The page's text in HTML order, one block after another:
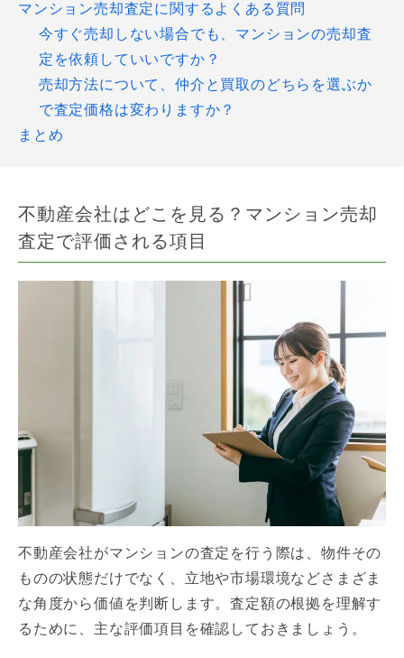
マンション売却査定に関するよくある質問
今すぐ売却しない場合でも、マンションの売却査
定を依頼していいですか？
売却方法について、仲介と買取のどちらを選ぶか
で査定価格は変わりますか？
まとめ
不動産会社はどこを見る？マンション売却
査定で評価される項目
不動産会社がマンションの査定を行う際は、物件その
ものの状態だけでなく、立地や市場環境などさまざま
な角度から価値を判断します。査定額の根拠を理解す
るために、主な評価項目を確認しておきましょう。